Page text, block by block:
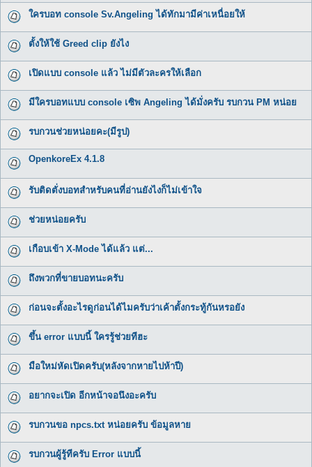
ใครบอท console Sv.Angeling ได้ทักมามีค่าเหนื่อยให้
ตั้งให้ใช้ Greed clip ยังไง
เปิดแบบ console แล้ว ไม่มีตัวละครให้เลือก
มีใครบอทแบบ console เซิพ Angeling ได้มั่งครับ รบกวน PM หน่อย
รบกวนช่วยหน่อยคะ(มีรูป)
OpenkoreEx 4.1.8
รับติดตั่งบอทสำหรับคนที่อ่านยังไงก็ไม่เข้าใจ
ช่วยหน่อยครับ
เกือบเข้า X-Mode ได้แล้ว แต่...
ถึงพวกที่ขายบอทนะครับ
ก่อนจะตั้งอะไรดูก่อนได้ไมครับว่าเค้าตั้งกระทู้กันหรอยัง
ขึ้น error แบบนี้ ใครรู้ช่วยทีฮะ
มือใหม่หัดเปิดครับ(หลังจากหายไปห้าปี)
อยากจะเปิด อีกหน้าจอนึงอะครับ
รบกวนขอ npcs.txt หน่อยครับ ข้อมูลหาย
รบกวนผู้รู้ทีครับ Error แบบนี้